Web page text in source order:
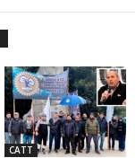
CATT